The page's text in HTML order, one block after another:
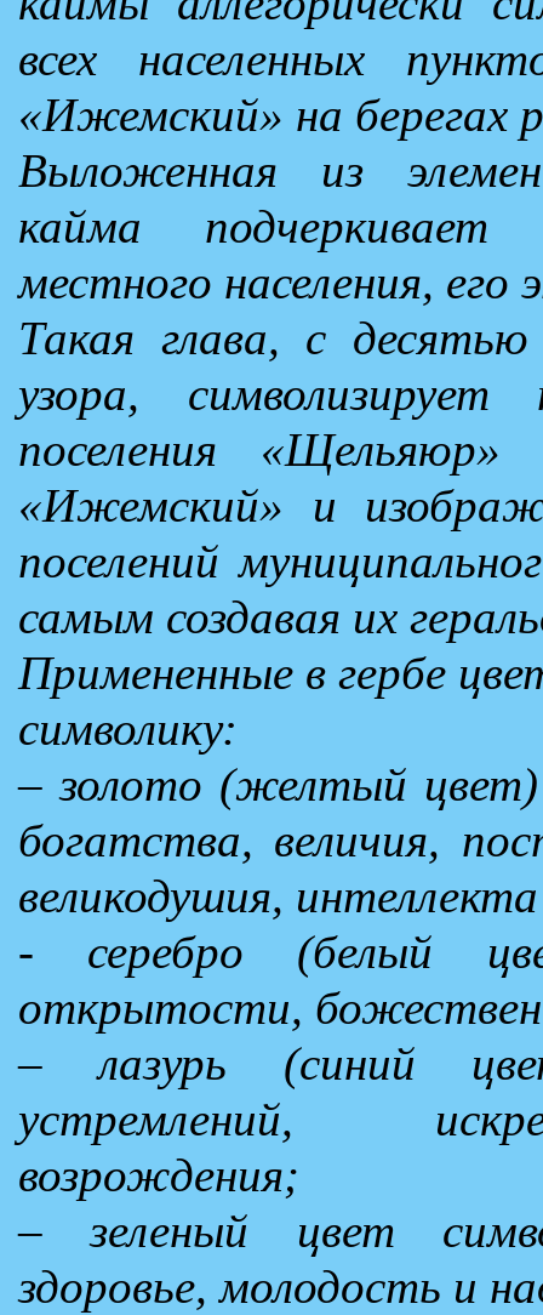
всех населенных
«Ижемский» на
Выложенная из
кайма подчеркивает
местного населения, его
Такая глава, с
узора, символизирует
поселения «Щельяюр»
«Ижемский» и
поселений
самым создавая их
Примененные в гербе
символику:
– золото (желтый
богатства, величия,
великодушия,
- серебро (белый
открытости,
– лазурь (синий
устремлений,
возрождения;
– зеленый цвет
здоровье, молодость и